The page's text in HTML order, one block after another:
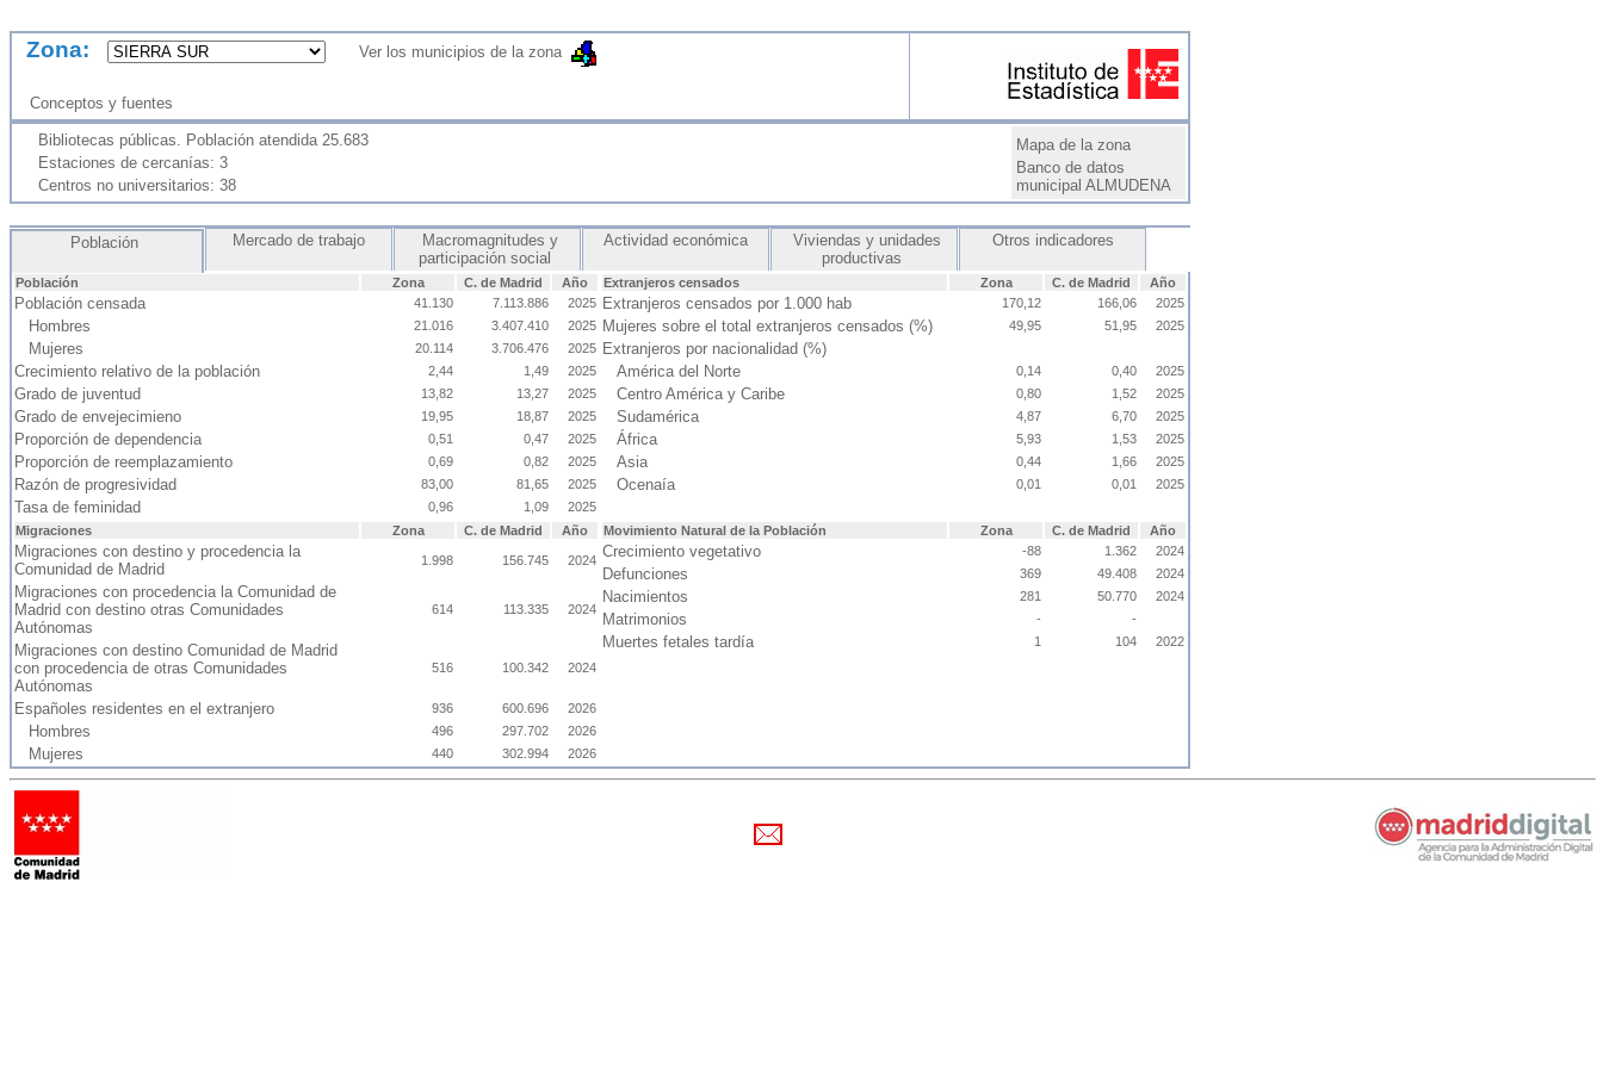
Zona: Ver los municipios de la zona
Conceptos y fuentes
Bibliotecas públicas. Población atendida 25.683
Estaciones de cercanías: 3
Centros no universitarios: 38
Mapa de la zona
Banco de datos
municipal ALMUDENA
Población Mercado de trabajo
Macromagnitudes y
participación social
Actividad económica
Viviendas y unidades
productivas
Otros indicadores
Población Zona C. de Madrid Año
Población censada 41.130 7.113.886 2025
Hombres 21.016 3.407.410 2025
Mujeres 20.114 3.706.476 2025
Crecimiento relativo de la población 2,44 1,49 2025
Grado de juventud 13,82 13,27 2025
Grado de envejecimieno 19,95 18,87 2025
Proporción de dependencia 0,51 0,47 2025
Proporción de reemplazamiento 0,69 0,82 2025
Razón de progresividad 83,00 81,65 2025
Tasa de feminidad 0,96 1,09 2025
Extranjeros censados Zona C. de Madrid Año
Extranjeros censados por 1.000 hab 170,12 166,06 2025
Mujeres sobre el total extranjeros censados (%) 49,95 51,95 2025
Extranjeros por nacionalidad (%)
América del Norte
0,14 0,40 2025
Centro América y Caribe 0,80 1,52 2025
Sudamérica 4,87 6,70 2025
África 5,93 1,53 2025
Asia 0,44 1,66 2025
Ocenaía 0,01 0,01 2025
Migraciones Zona C. de Madrid Año
Migraciones con destino y procedencia la
Comunidad de Madrid
1.998 156.745 2024
Migraciones con procedencia la Comunidad de
Madrid con destino otras Comunidades
Autónomas
614 113.335 2024
Migraciones con destino Comunidad de Madrid
con procedencia de otras Comunidades
Autónomas
516 100.342 2024
Españoles residentes en el extranjero 936 600.696 2026
Hombres 496 297.702 2026
Mujeres 440 302.994 2026
Movimiento Natural de la Población Zona C. de Madrid Año
Crecimiento vegetativo -88 1.362 2024
Defunciones 369 49.408 2024
Nacimientos 281 50.770 2024
Matrimonios - -
Muertes fetales tardía 1 104 2022